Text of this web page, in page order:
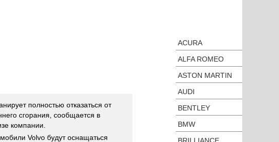
полностью отказаться от
сгорания, сообщается в
компании.
Volvo будут оснащаться
ACURA
ALFA ROMEO
ASTON MARTIN
AUDI
BENTLEY
BMW